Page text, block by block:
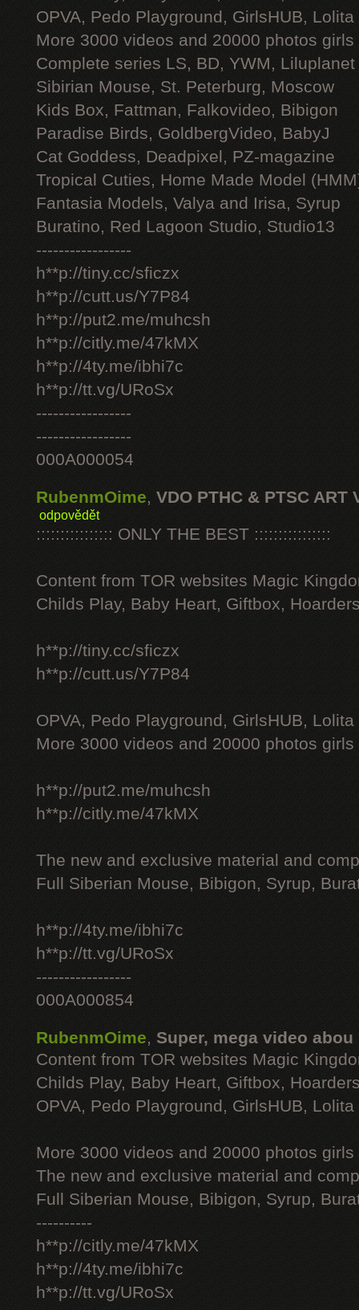
OPVA, Pedo Playground, GirlsHUB, Lolita
More 3000 videos and 20000 photos
Complete series LS, BD, YWM, Liluplanet
Sibirian Mouse, St. Peterburg, Moscow
Kids Box, Fattman, Falkovideo, Bibigon
Paradise Birds, GoldbergVideo, BabyJ
Cat Goddess, Deadpixel, PZ-magazine
Tropical Cuties, Home Made Model
Fantasia Models, Valya and Irisa, Syrup
Buratino, Red Lagoon Studio, Studio13
-----------------
h**p://tiny.cc/sficzx
h**p://cutt.us/Y7P84
h**p://put2.me/muhcsh
h**p://citly.me/47kMX
h**p://4ty.me/ibhi7c
h**p://tt.vg/URoSx
-----------------
-----------------
000A000054
RubenmOime, VDO PTHC & PTSC ART
odpovědět
:::::::::::::::: ONLY THE BEST ::::::::::::::::
Content from TOR websites Magic
Childs Play, Baby Heart, Giftbox,
h**p://tiny.cc/sficzx
h**p://cutt.us/Y7P84
OPVA, Pedo Playground, GirlsHUB, Lolita
More 3000 videos and 20000 photos
h**p://put2.me/muhcsh
h**p://citly.me/47kMX
The new and exclusive material and
Full Siberian Mouse, Bibigon, Syrup,
h**p://4ty.me/ibhi7c
h**p://tt.vg/URoSx
-----------------
000A000854
RubenmOime, Super, mega video abou
Content from TOR websites Magic
Childs Play, Baby Heart, Giftbox,
OPVA, Pedo Playground, GirlsHUB, Lolita
More 3000 videos and 20000 photos
The new and exclusive material and
Full Siberian Mouse, Bibigon, Syrup,
----------
h**p://citly.me/47kMX
h**p://4ty.me/ibhi7c
h**p://tt.vg/URoSx